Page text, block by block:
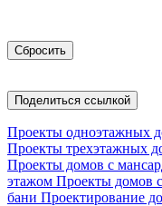
Поделиться ссылкой
Проекты одноэтажных
Проекты трехэтажных
Проекты домов с
этажом Проекты домов
бани Проектирование